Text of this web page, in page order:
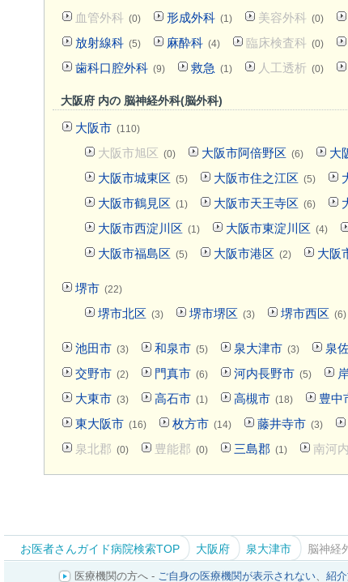
血管外科 (0) 形成外科 (1) 美容外科 (0)
放射線科 (5) 麻酔科 (4) 臨床検査科 (0)
歯科口腔外科 (9) 救急 (1) 人工透析 (0)
大阪府 内の 脳神経外科(脳外科)
大阪市 (110)
大阪市旭区 (0) 大阪市阿倍野区 (6) 大
大阪市城東区 (5) 大阪市住之江区 (5)
大阪市鶴見区 (1) 大阪市天王寺区 (6)
大阪市西淀川区 (1) 大阪市東淀川区 (4)
大阪市福島区 (5) 大阪市港区 (2) 大阪
堺市 (22)
堺市北区 (3) 堺市堺区 (3) 堺市西区 (6)
池田市 (3) 和泉市 (5) 泉大津市 (3) 泉
交野市 (2) 門真市 (6) 河内長野市 (5)
大東市 (3) 高石市 (1) 高槻市 (18) 豊中
東大阪市 (16) 枚方市 (14) 藤井寺市 (3)
泉北郡 (0) 豊能郡 (0) 三島郡 (1) 南河
お医者さんガイド病院検索TOP 大阪府 泉大津市 脳神経
医療機関の方へ - ご自身の医療機関が表示されない、 紹